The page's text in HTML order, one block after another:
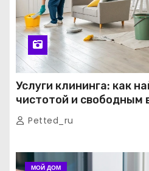
Услуги клининга: как
чистотой и свободным
Petted_ru
МОЙ ДОМ